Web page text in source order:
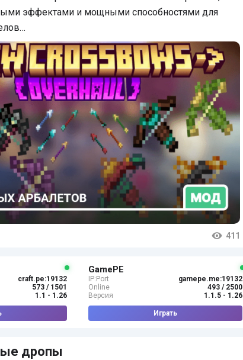
эффектами и мощными способностями для
411
craft.pe:19132
573 / 1501
1.1 - 1.26
GamePE
IP:Port
gamepe.me:19132
Online
493 / 2500
Версия
1.1.5 - 1.26
Играть
дропы